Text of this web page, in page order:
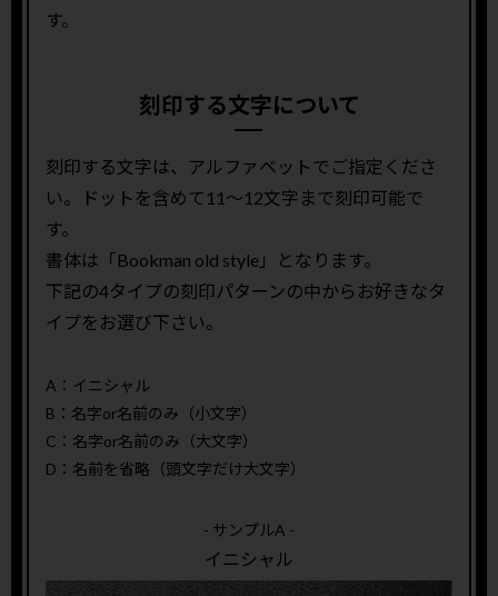
す。
刻印する文字について
刻印する文字は、アルファベットでご指定くださ
い。ドットを含めて11〜12文字まで刻印可能で
す。
書体は「Bookman old style」となります。
下記の4タイプの刻印パターンの中からお好きなタ
イプをお選び下さい。
A：イニシャル
B：名字or名前のみ（小文字）
C：名字or名前のみ（大文字）
D：名前を省略（頭文字だけ大文字）
- サンプルA -
イニシャル